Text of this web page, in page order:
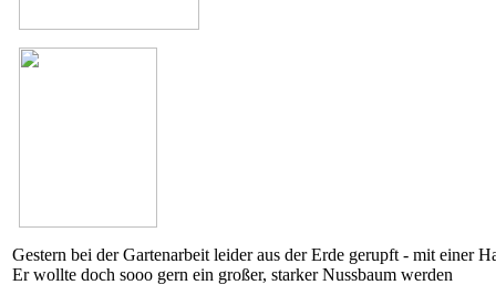
Gestern bei der Gartenarbeit leider aus der Erde gerupft - mit einer
Er wollte doch sooo gern ein großer, starker Nussbaum werden